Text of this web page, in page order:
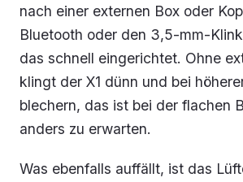
nach einer externen Box oder
Bluetooth oder den 3,5-mm-
das schnell eingerichtet. Ohne
klingt der X1 dünn und bei
blechern, das ist bei der flachen
anders zu erwarten.
Was ebenfalls auffällt, ist das